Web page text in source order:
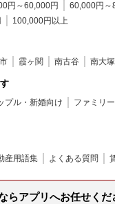
円～60,000円
60,000円～
100,000円以上
霞ヶ関 南古谷 南大塚
プル・新婚向け ファミリ
産用語集 よくある質問
らアプリへお任せくだ